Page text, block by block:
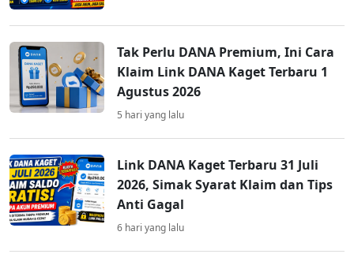
Tak Perlu DANA Premium, Ini Cara
Klaim Link DANA Kaget Terbaru 1
Agustus 2026
5 hari yang lalu
Link DANA Kaget Terbaru 31 Juli
2026, Simak Syarat Klaim dan Tips
Anti Gagal
6 hari yang lalu